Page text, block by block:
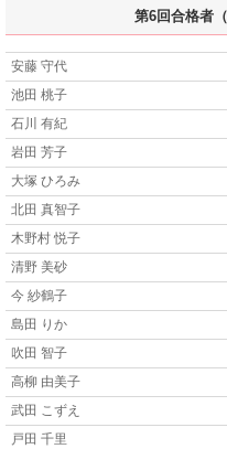
第6回合格者
安藤 守代
池田 桃子
石川 有紀
岩田 芳子
大塚 ひろみ
北田 真智子
木野村 悦子
清野 美砂
今 紗鶴子
島田 りか
吹田 智子
高柳 由美子
武田 こずえ
戸田 千里